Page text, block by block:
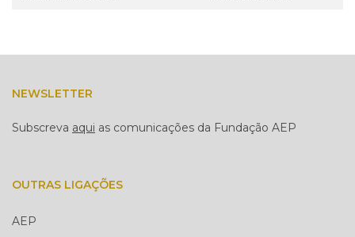
NEWSLETTER
Subscreva aqui as comunicações da Fundação AEP
OUTRAS LIGAÇÕES
AEP